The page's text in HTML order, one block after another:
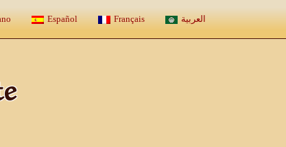
Español Français العربية